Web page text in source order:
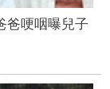
哽咽曝兒子